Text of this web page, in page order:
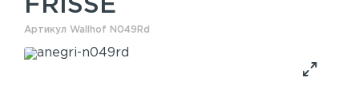
FRISSE
Артикул Wallhof N049Rd